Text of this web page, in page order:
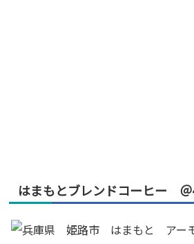
はまもとブレンドコーヒー